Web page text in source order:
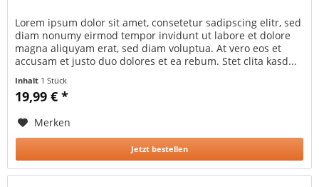
Lorem ipsum dolor sit amet, consetetur sadipscing elitr, sed
diam nonumy eirmod tempor invidunt ut labore et dolore
magna aliquyam erat, sed diam voluptua. At vero eos et
accusam et justo duo dolores et ea rebum. Stet clita kasd...
Inhalt 1 Stück
19,99 € *
Merken
Jetzt bestellen